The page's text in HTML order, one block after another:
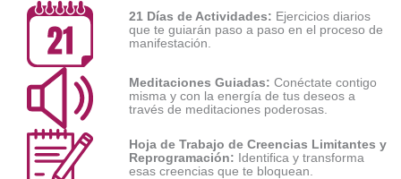
21 Días de Actividades: Ejercicios diarios
que te guiarán paso a paso en el proceso de
manifestación.
Meditaciones Guiadas: Conéctate contigo
misma y con la energía de tus deseos a
través de meditaciones poderosas.
Hoja de Trabajo de Creencias Limitantes y
Reprogramación: Identifica y transforma
esas creencias que te bloquean.